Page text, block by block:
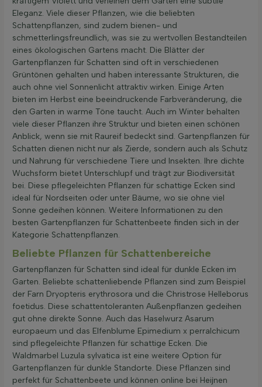
Eleganz. Viele dieser Pflanzen, wie die beliebten
Schattenpflanzen, sind zudem bienen- und
schmetterlingsfreundlich, was sie zu wertvollen Bestandteilen
eines ökologischen Gartens macht. Die Blätter der
Gartenpflanzen für Schatten sind oft in verschiedenen
Grüntönen gehalten und haben interessante Strukturen, die
auch ohne viel Sonnenlicht attraktiv wirken. Einige Arten
bieten im Herbst eine beeindruckende Farbveränderung, die
den Garten in warme Töne taucht. Auch im Winter behalten
viele dieser Pflanzen ihre Struktur und bieten einen schönen
Anblick, wenn sie mit Raureif bedeckt sind. Gartenpflanzen für
Schatten dienen nicht nur als Zierde, sondern auch als Schutz
und Nahrung für verschiedene Tiere und Insekten. Ihre dichte
Wuchsform bietet Unterschlupf und trägt zur Biodiversität
bei. Diese pflegeleichten Pflanzen für schattige Ecken sind
ideal für Nordseiten oder unter Bäume, wo sie ohne viel
Sonne gedeihen können. Weitere Informationen zu den
besten Gartenpflanzen für Schattenbeete finden sich in der
Kategorie Schattenpflanzen.
Beliebte Pflanzen für Schattenbereiche
Gartenpflanzen für Schatten sind ideal für dunkle Ecken im
Garten. Beliebte schattenliebende Pflanzen sind zum Beispiel
der Farn Dryopteris erythrosora und die Christrose Helleborus
foetidus. Diese schattentoleranten Außenpflanzen gedeihen
gut ohne direkte Sonne. Auch das Haselwurz Asarum
europaeum und das Elfenblume Epimedium x perralchicum
sind pflegeleichte Pflanzen für schattige Ecken. Die
Waldmarbel Luzula sylvatica ist eine weitere Option für
Gartenpflanzen für dunkle Standorte. Diese Pflanzen sind
perfekt für Schattenbeete und können online bei Heijnen